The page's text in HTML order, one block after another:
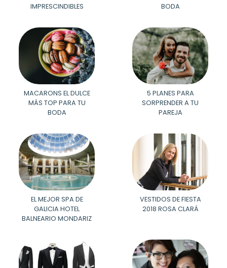
IMPRESCINDIBLES
BODA
MACARONS EL DULCE
MÁS TOP PARA TU
BODA
5 PLANES PARA
SORPRENDER A TU
PAREJA
EL MEJOR SPA DE
GALICIA HOTEL
BALNEARIO MONDARIZ
VESTIDOS DE FIESTA
2018 ROSA CLARÁ